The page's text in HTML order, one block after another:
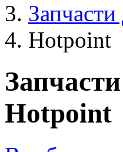
Hotpoint
Hotpoint